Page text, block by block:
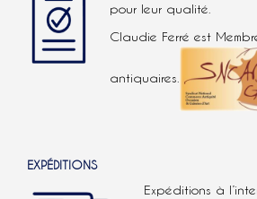
pour leur qualité.
Claudie Ferré est
antiquaires.
EXPÉDITIONS
Expéditions à